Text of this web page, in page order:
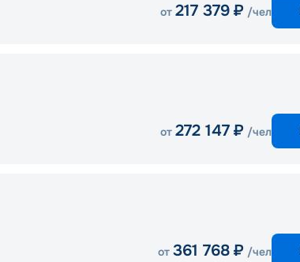
от 217 379 ₽ /чел
от 272 147 ₽ /чел
от 361 768 ₽ /чел